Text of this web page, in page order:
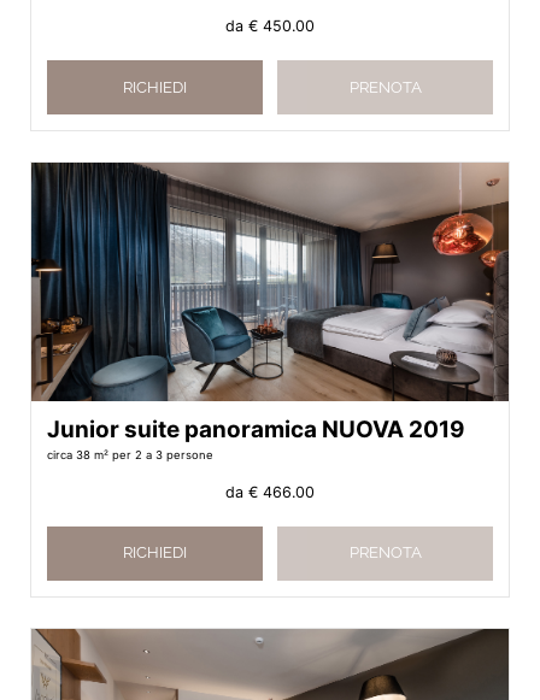
da € 450.00
RICHIEDI PRENOTA
Junior suite panoramica NUOVA 2019
circa 38 m² per 2 a 3 persone
da € 466.00
RICHIEDI PRENOTA